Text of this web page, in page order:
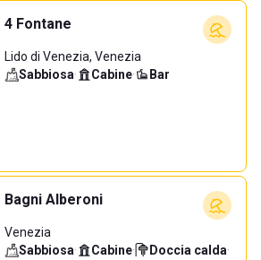
4 Fontane
Lido di Venezia, Venezia
Sabbiosa· Cabine· Bar
Bagni Alberoni
Venezia
Sabbiosa· Cabine· Doccia calda·